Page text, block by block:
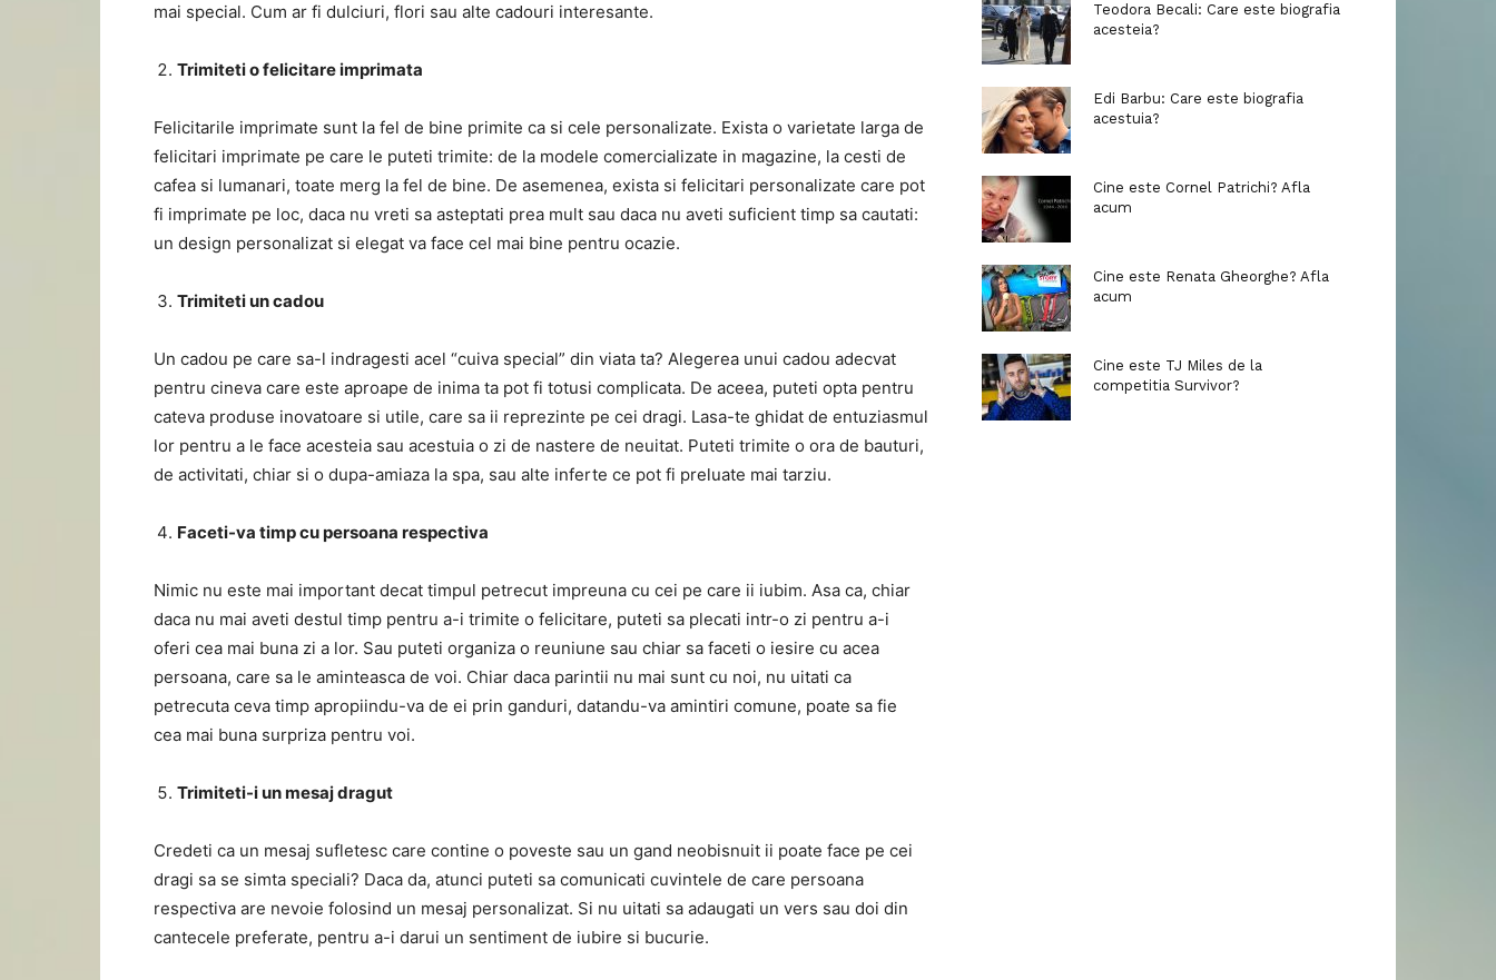
mai special. Cum ar fi dulciuri, flori sau alte cadouri interesante.
Trimiteti o felicitare imprimata
Felicitarile imprimate sunt la fel de bine primite ca si cele personalizate. Exista o varietate larga de
felicitari imprimate pe care le puteti trimite: de la modele comercializate in magazine, la cesti de
cafea si lumanari, toate merg la fel de bine. De asemenea, exista si felicitari personalizate care pot
fi imprimate pe loc, daca nu vreti sa asteptati prea mult sau daca nu aveti suficient timp sa cautati:
un design personalizat si elegat va face cel mai bine pentru ocazie.
Trimiteti un cadou
Un cadou pe care sa-l indragesti acel “cuiva special” din viata ta? Alegerea unui cadou adecvat
pentru cineva care este aproape de inima ta pot fi totusi complicata. De aceea, puteti opta pentru
cateva produse inovatoare si utile, care sa ii reprezinte pe cei dragi. Lasa-te ghidat de entuziasmul
lor pentru a le face acesteia sau acestuia o zi de nastere de neuitat. Puteti trimite o ora de bauturi,
de activitati, chiar si o dupa-amiaza la spa, sau alte inferte ce pot fi preluate mai tarziu.
Faceti-va timp cu persoana respectiva
Nimic nu este mai important decat timpul petrecut impreuna cu cei pe care ii iubim. Asa ca, chiar
daca nu mai aveti destul timp pentru a-i trimite o felicitare, puteti sa plecati intr-o zi pentru a-i
oferi cea mai buna zi a lor. Sau puteti organiza o reuniune sau chiar sa faceti o iesire cu acea
persoana, care sa le aminteasca de voi. Chiar daca parintii nu mai sunt cu noi, nu uitati ca
petrecuta ceva timp apropiindu-va de ei prin ganduri, datandu-va amintiri comune, poate sa fie
cea mai buna surpriza pentru voi.
Trimiteti-i un mesaj dragut
Credeti ca un mesaj sufletesc care contine o poveste sau un gand neobisnuit ii poate face pe cei
dragi sa se simta speciali? Daca da, atunci puteti sa comunicati cuvintele de care persoana
respectiva are nevoie folosind un mesaj personalizat. Si nu uitati sa adaugati un vers sau doi din
cantecele preferate, pentru a-i darui un sentiment de iubire si bucurie.
Teodora Becali: Care este biografia
acesteia?
Edi Barbu: Care este biografia
acestuia?
Cine este Cornel Patrichi? Afla
acum
Cine este Renata Gheorghe? Afla
acum
Cine este TJ Miles de la
competitia Survivor?